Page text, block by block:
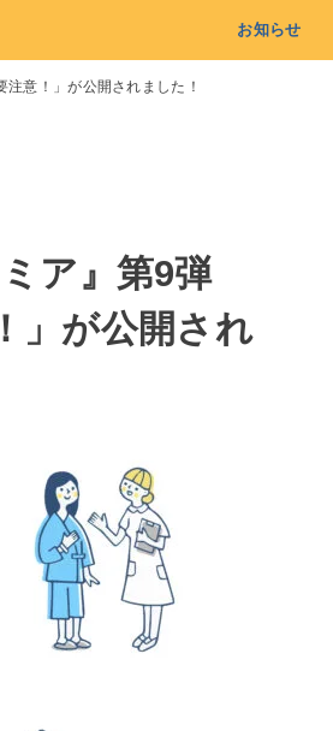
お知らせ
意！」が公開されました！
ア』第9弾
」が公開され